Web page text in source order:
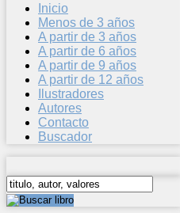
Inicio
Menos de 3 años
A partir de 3 años
A partir de 6 años
A partir de 9 años
A partir de 12 años
Ilustradores
Autores
Contacto
Buscador